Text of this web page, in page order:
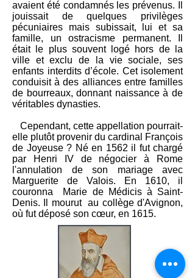
avaient été condamnés les prévenus. Il
jouissait de quelques privilèges
pécuniaires mais subissait, lui et sa
famille, un ostracisme permanent. Il
était le plus souvent logé hors de la
ville et exclu de la vie sociale, ses
enfants interdits d’école. Cet isolement
conduisit à des alliances entre familles
de bourreaux, donnant naissance à de
véritables dynasties.
Cependant, cette appellation pourrait-
elle plutôt provenir du cardinal François
de Joyeuse ? Né en 1562 il fut chargé
par Henri IV de négocier à Rome
l'annulation de son mariage avec
Marguerite de Valois. En 1610, il
couronna Marie de Médicisà Saint-
Denis.
Il mourut au collège d'Avignon,
où fut déposé son cœur, en 1615.